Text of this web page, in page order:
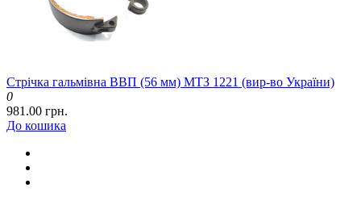
Стрічка гальмівна ВВП (56 мм) МТЗ 1221 (вир-во України)
0
981.00 грн.
До кошика